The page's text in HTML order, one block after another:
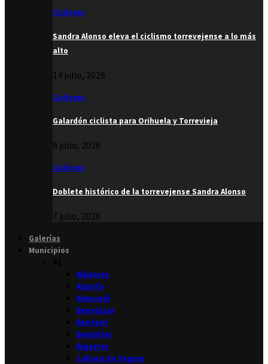
Ciclismo
Sandra Alonso eleva el ciclismo torrevejense a lo más
alto
14 julio, 2026
Ciclismo
Galardón ciclista para Orihuela y Torrevieja
8 julio, 2026
Ciclismo
Doblete histórico de la torrevejense Sandra Alonso
7 julio, 2026
Galerías
Municipios
Albatera
Algorfa
Almoradí
Benejúzar
Benferri
Benijófar
Bigastro
Callosa de Segura